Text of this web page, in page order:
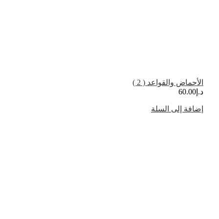
الأحماض والقواعد ( 2 )
60.00
إضافة إلى السلة